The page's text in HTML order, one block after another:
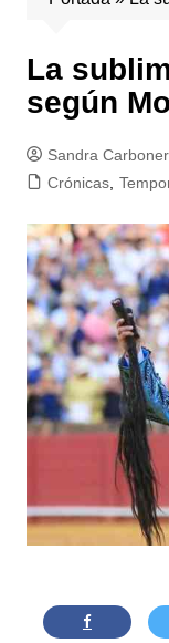
La
según
Sandra
Crónicas,